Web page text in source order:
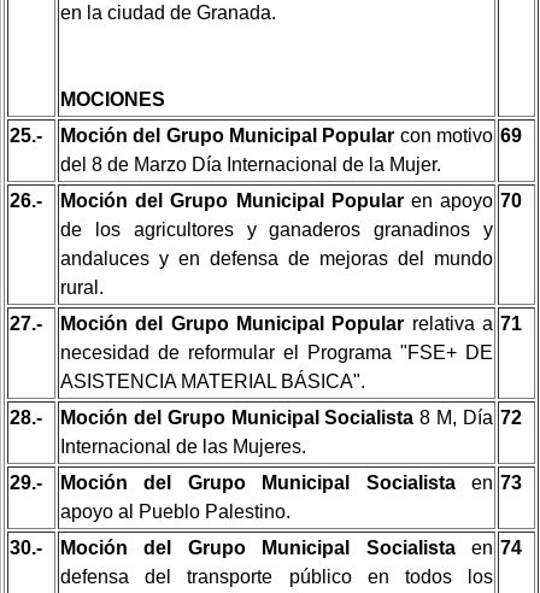
en la ciudad de Granada.
MOCIONES
25.- Moción del Grupo Municipal Popular con motivo
del 8 de Marzo Día Internacional de la Mujer.
69
26.- Moción del Grupo Municipal Popular en apoyo
de los agricultores y ganaderos granadinos y
andaluces y en defensa de mejoras del mundo
rural.
70
27.- Moción del Grupo Municipal Popular relativa a
necesidad de reformular el Programa "FSE+ DE
ASISTENCIA MATERIAL BÁSICA".
71
28.- Moción del Grupo Municipal Socialista8 M, Día
Internacional de las Mujeres.
72
29.- Moción del Grupo Municipal Socialista en
apoyo al Pueblo Palestino.
73
30.- Moción del Grupo Municipal Socialista en
defensa del transporte público en todos los
74